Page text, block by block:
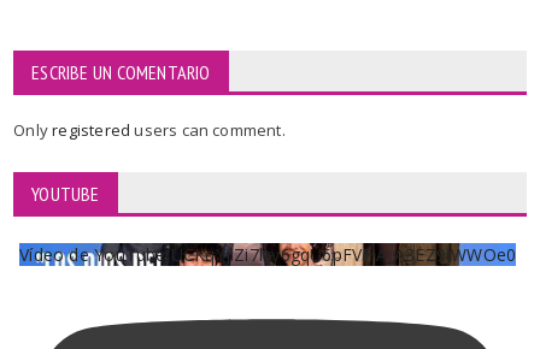
ESCRIBE UN COMENTARIO
Onlyregisteredusers can comment.
YOUTUBE
Vídeo de YouTube UCKqYjiZi7lzy6gqU6pFVFiA_A3EZ9JWWOe0